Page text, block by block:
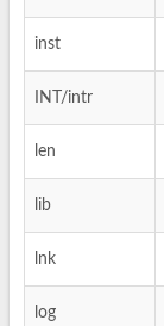
inst
INT/intr
len
lib
lnk
log